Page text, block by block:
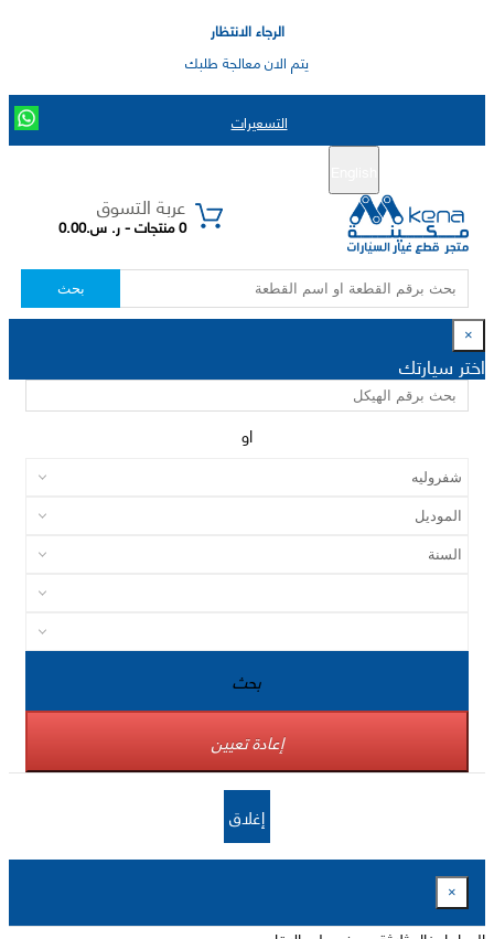
الرجاء الانتظار
يتم الان معالجة طلبك
التسعيرات
عربة التسوق
0 منتجات - ر. س.0.00
بحث
×
اختر سيارتك
او
بحث
إعادة تعيين
إغلاق
×